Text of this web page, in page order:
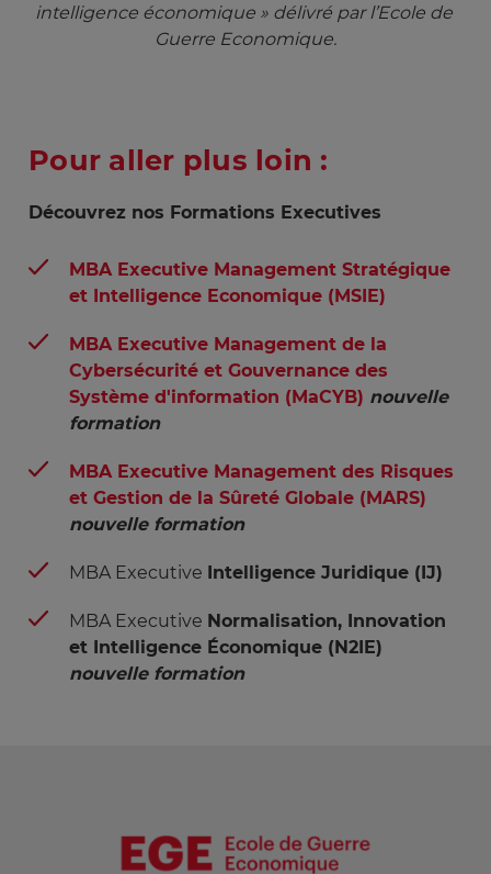
intelligence économique » délivré par l’Ecole de
Guerre Economique.
Pour aller plus loin :
Découvrez nos Formations Executives
MBA Executive Management Stratégique
et Intelligence Economique (MSIE)
MBA Executive Management de la
Cybersécurité et Gouvernance des
Système d'information (MaCYB) nouvelle
formation
MBA Executive Management des Risques
et Gestion de la Sûreté Globale (MARS)
nouvelle formation
MBA Executive Intelligence Juridique (IJ)
MBA Executive Normalisation, Innovation
et Intelligence Économique (N2IE)
nouvelle formation